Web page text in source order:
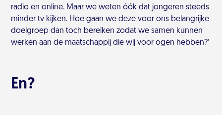
radio en online. Maar we weten óók dat jongeren steeds
minder tv kijken. Hoe gaan we deze voor ons belangrijke
doelgroep dan toch bereiken zodat we samen kunnen
werken aan de maatschappij die wij voor ogen hebben?’
En?